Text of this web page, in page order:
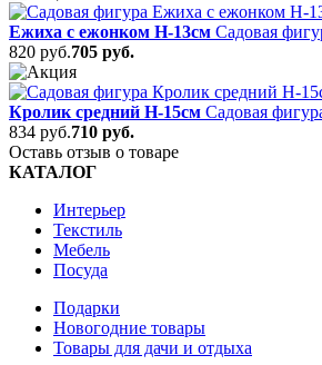
Ежиха с ежонком Н-13см Садовая
820 руб.705 руб.
Кролик средний Н-15см Садовая
834 руб.710 руб.
Оставь отзыв о товаре
КАТАЛОГ
Интерьер
Текстиль
Мебель
Посуда
Подарки
Новогодние товары
Товары для дачи и отдыха